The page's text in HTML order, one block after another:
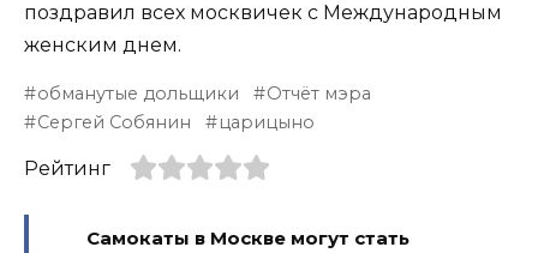
поздравил всех москвичек с Международным
женским днем.
обманутые дольщики
Отчёт мэра
Сергей Собянин
царицыно
Рейтинг
Самокаты в Москве могут стать